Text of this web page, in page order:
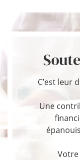
C’est leur
Une